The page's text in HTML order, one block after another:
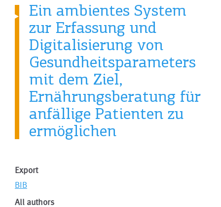
Ein ambientes System
zur Erfassung und
Digitalisierung von
Gesundheitsparameters
mit dem Ziel,
Ernährungsberatung für
anfällige Patienten zu
ermöglichen
Export
BIB
All authors